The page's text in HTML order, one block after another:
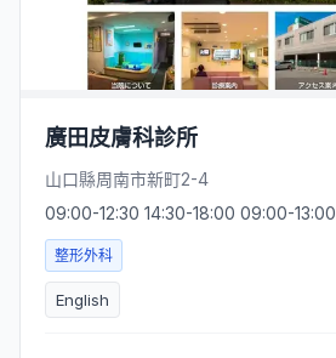
廣田皮膚科診所
山口縣周南市新町2-4
09:00-12:30 14:30-18:00 09:00-13:00
整形外科
English